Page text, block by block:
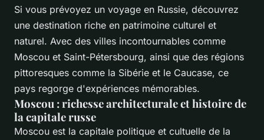
Si vous prévoyez un voyage en Russie, découvrez
une destination riche en patrimoine culturel et
naturel. Avec des villes incontournables comme
Moscou et Saint-Pétersbourg, ainsi que des régions
pittoresques comme la Sibérie et le Caucase, ce
pays regorge d'expériences mémorables.
Moscou : richesse architecturale et histoire de
la capitale russe
Moscou est la capitale politique et cultuelle de la